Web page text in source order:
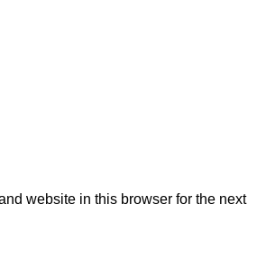
website in this browser for the next